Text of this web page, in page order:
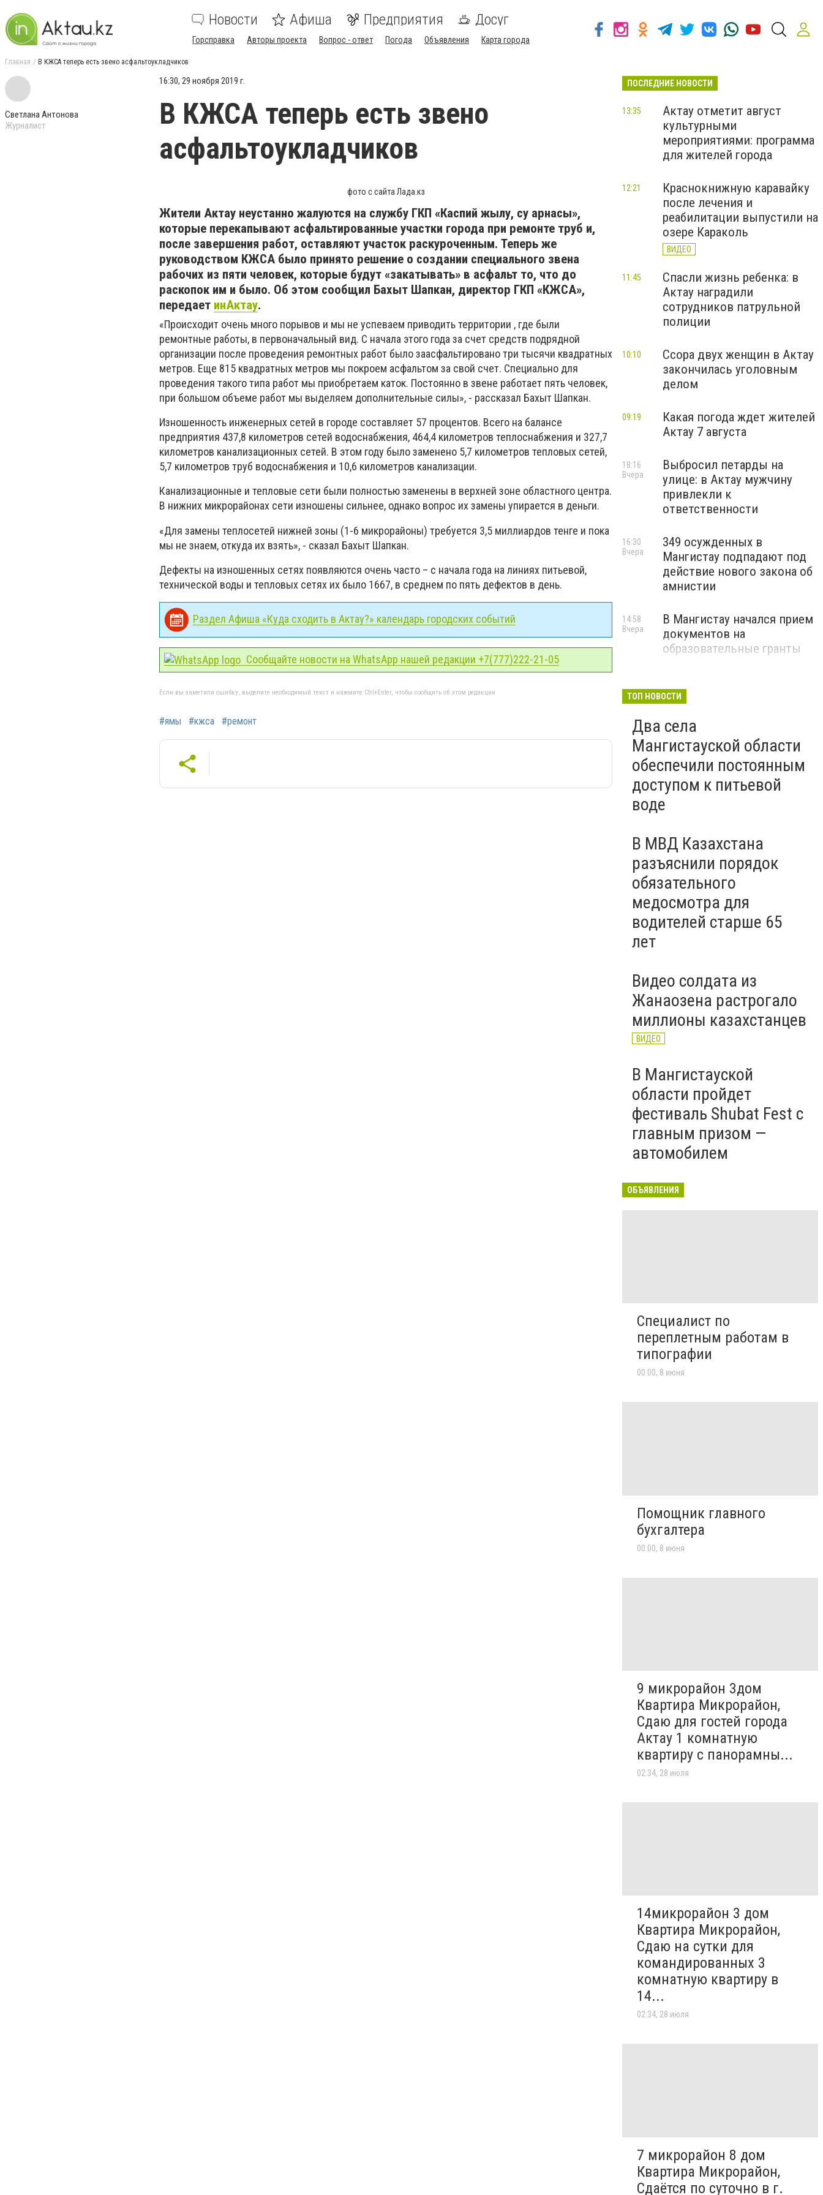
Новости Афиша Предприятия Досуг
Горсправка Авторы проекта Вопрос - ответ Погода Объявления Карта города
Главная В КЖСА теперь есть звено асфальтоукладчиков
Светлана Антонова
Журналист
16:30, 29 ноября 2019 г.
В КЖСА теперь есть звено
асфальтоукладчиков
фото с сайта Лада.кз
Жители Актау неустанно жалуются на службу ГКП «Каспий жылу, су арнасы»,
которые перекапывают асфальтированные участки города при ремонте труб и,
после завершения работ, оставляют участок раскуроченным. Теперь же
руководством КЖСА было принято решение о создании специального звена
рабочих из пяти человек, которые будут «закатывать» в асфальт то, что до
раскопок им и было. Об этом сообщил Бахыт Шапкан, директор ГКП «КЖСА»,
передает инАктау.
«Происходит очень много порывов и мы не успеваем приводить территории , где были
ремонтные работы, в первоначальный вид. С начала этого года за счет средств подрядной
организации после проведения ремонтных работ было заасфальтировано три тысячи квадратных
метров. Еще 815 квадратных метров мы покроем асфальтом за свой счет. Специально для
проведения такого типа работ мы приобретаем каток. Постоянно в звене работает пять человек,
при большом объеме работ мы выделяем дополнительные силы», - рассказал Бахыт Шапкан.
Изношенность инженерных сетей в городе составляет 57 процентов. Всего на балансе
предприятия 437,8 километров сетей водоснабжения, 464,4 километров теплоснабжения и 327,7
километров канализационных сетей. В этом году было заменено 5,7 километров тепловых сетей,
5,7 километров труб водоснабжения и 10,6 километров канализации.
Канализационные и тепловые сети были полностью заменены в верхней зоне областного центра.
В нижних микрорайонах сети изношены сильнее, однако вопрос их замены упирается в деньги.
«Для замены теплосетей нижней зоны (1-6 микрорайоны) требуется 3,5 миллиардов тенге и пока
мы не знаем, откуда их взять», - сказал Бахыт Шапкан.
Дефекты на изношенных сетях появляются очень часто – с начала года на линиях питьевой,
технической воды и тепловых сетях их было 1667, в среднем по пять дефектов в день.
Раздел Афиша «Куда сходить в Актау?» календарь городских событий
Сообщайте новости на WhatsApp нашей редакции +7(777)222-21-05
Если вы заметили ошибку, выделите необходимый текст и нажмите Ctrl+Enter, чтобы сообщить об этом редакции
#ямы #кжса #ремонт
ПОСЛЕДНИЕ НОВОСТИ
Актау отметит август
культурными
мероприятиями: программа
для жителей города
13:35
Краснокнижную каравайку
после лечения и
реабилитации выпустили на
озере Караколь
ВИДЕО
12:21
Спасли жизнь ребенка: в
Актау наградили
сотрудников патрульной
полиции
11:45
Ссора двух женщин в Актау
закончилась уголовным
делом
10:10
Какая погода ждет жителей
Актау 7 августа
09:19
Выбросил петарды на
улице: в Актау мужчину
привлекли к
ответственности
18:16
Вчера
349 осужденных в
Мангистау подпадают под
действие нового закона об
амнистии
16:30
Вчера
В Мангистау начался прием
документов на
образовательные гранты
14:58
Вчера
ТОП НОВОСТИ
Два села
Мангистауской области
обеспечили постоянным
доступом к питьевой
воде
В МВД Казахстана
разъяснили порядок
обязательного
медосмотра для
водителей старше 65
лет
Видео солдата из
Жанаозена растрогало
миллионы казахстанцев
ВИДЕО
В Мангистауской
области пройдет
фестиваль Shubat Fest с
главным призом —
автомобилем
ОБЪЯВЛЕНИЯ
Специалист по
переплетным работам в
типографии
00:00, 8 июня
Помощник главного
бухгалтера
00:00, 8 июня
9 микрорайон 3дом
Квартира Микрорайон,
Сдаю для гостей города
Актау 1 комнатную
квартиру с панорамны...
02:34, 28 июля
14микрорайон 3 дом
Квартира Микрорайон,
Сдаю на сутки для
командированных 3
комнатную квартиру в
14...
02:34, 28 июля
7 микрорайон 8 дом
Квартира Микрорайон,
Сдаётся по суточно в г.